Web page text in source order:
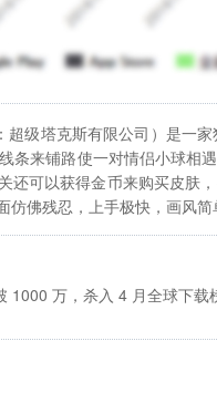
级塔克斯有限公司）是一
条来铺路使一对情侣小球相
还可以获得金币来购买皮肤
仿佛残忍，上手极快，画风